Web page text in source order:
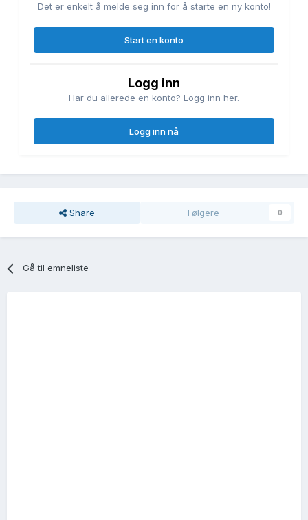
Det er enkelt å melde seg inn for å starte en ny konto!
Start en konto
Logg inn
Har du allerede en konto? Logg inn her.
Logg inn nå
Share Følgere 0
Gå til emneliste